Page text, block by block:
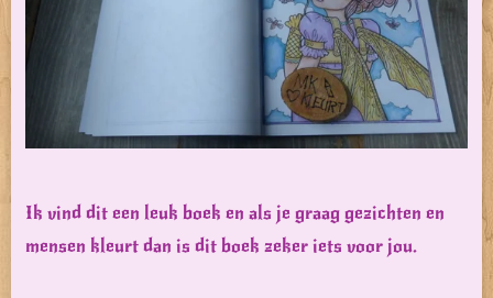
Ik vind dit een leuk boek en als je graag gezichten en
mensen kleurt dan is dit boek zeker iets voor jou.